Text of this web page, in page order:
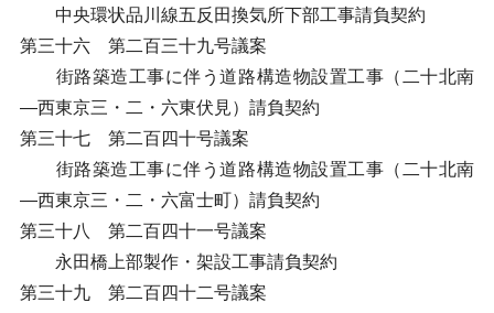
中央環状品川線五反田換気所下部工事請負契約
第三十六 第二百三十九号議案
街路築造工事に伴う道路構造物設置工事（二十北南
―西東京三・二・六東伏見）請負契約
第三十七 第二百四十号議案
街路築造工事に伴う道路構造物設置工事（二十北南
―西東京三・二・六富士町）請負契約
第三十八 第二百四十一号議案
永田橋上部製作・架設工事請負契約
第三十九 第二百四十二号議案